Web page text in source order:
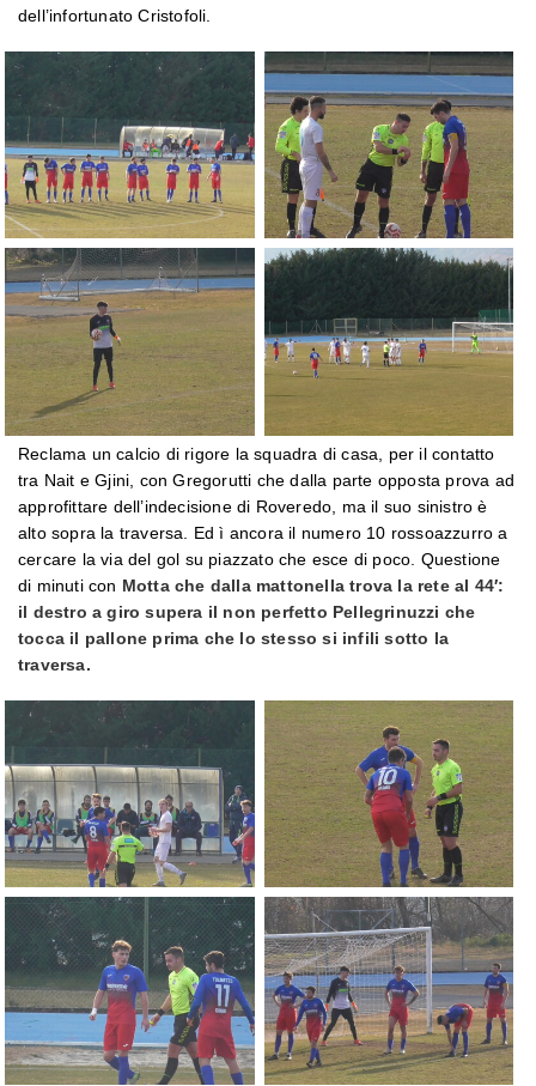
dell’infortunato Cristofoli.
Reclama un calcio di rigore la squadra di casa, per il contatto
tra Nait e Gjini, con Gregorutti che dalla parte opposta prova ad
approfittare dell’indecisione di Roveredo, ma il suo sinistro è
alto sopra la traversa. Ed ì ancora il numero 10 rossoazzurro a
cercare la via del gol su piazzato che esce di poco. Questione
di minuti con Motta che dalla mattonella trova la rete al 44′:
il destro a giro supera il non perfetto Pellegrinuzzi che
tocca il pallone prima che lo stesso si infili sotto la
traversa.